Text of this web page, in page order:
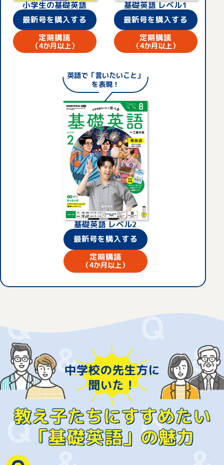
礎英語 レベル2」のテキスト。
巻末の「今月の復習＆チャレンジドリル」に書き
込んで1か月の復習をしています。
息子だけじゃなく、一緒に聴いてい
る私にとっても新しい学びがたくさ
んあるんです。息子から英語につい
て質問されたときに、なかなか上手
く説明できないことがあって。あとから基礎
英語での解説を聴いて、「なるほど、こうい
う風に教えればよかったんだね」と息子と話
したりしています。
お母さまが隣で一緒に聴いてくれ
ることが、きっと毎日続ける励み
になっているんでしょうね。
大して関係ないです。
お母さま
「もういいです」と言われたら、隣
で見守るのはそろそろ卒業かなとは
語を楽しめればいいなと感じていま
す。
るような英語力を身につけてほしいです。
お子さまには将来の選択肢を広げ
るために英語を習得してほしい、
ます。テスト対策のための一夜漬け勉強では
なく、じっくりと基礎力を身につけられると
いう意味でも、「基礎英語」はおすすめで
す。お二人のように、リアルタイム放送と聴
き逃し配信を上手く使いわけて、より効果的
に学習できるとよいですね。本日は貴重なお
話をありがとうございました。
小学生の基礎英語
最新号を購入する
定期購読
（4か月以上）
基礎英語 レベル1
最新号を購入する
定期購読
（4か月以上）
英語で「言いたいこと」
を表現！
基礎英語 レベル2
最新号を購入する
定期購読
（4か月以上）